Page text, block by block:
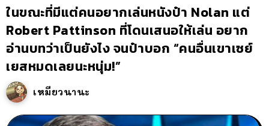
ในขณะที่มีแต่คนอยากเล่นหนังป๋า Nolan แต่
Robert Pattinson ที่โดนเสนอให้เล่น อยาก
อ่านบทว่าเป็นยังไง จนป๋าบอก “คนอื่นเขาเซย์
เยสหมดเลยนะหนุ่ม!”
เหมียวนานะ